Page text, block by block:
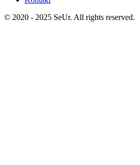
© 2020 - 2025 SeUr. All rights reserved.